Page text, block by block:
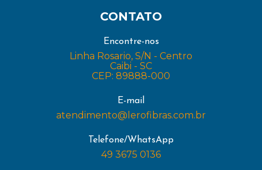
CONTATO
Encontre-nos
Linha Rosario, S/N - Centro
Caibi - SC
CEP: 89888-000
E-mail
atendimento@lerofibras.com.br
Telefone/WhatsApp
49 3675 0136